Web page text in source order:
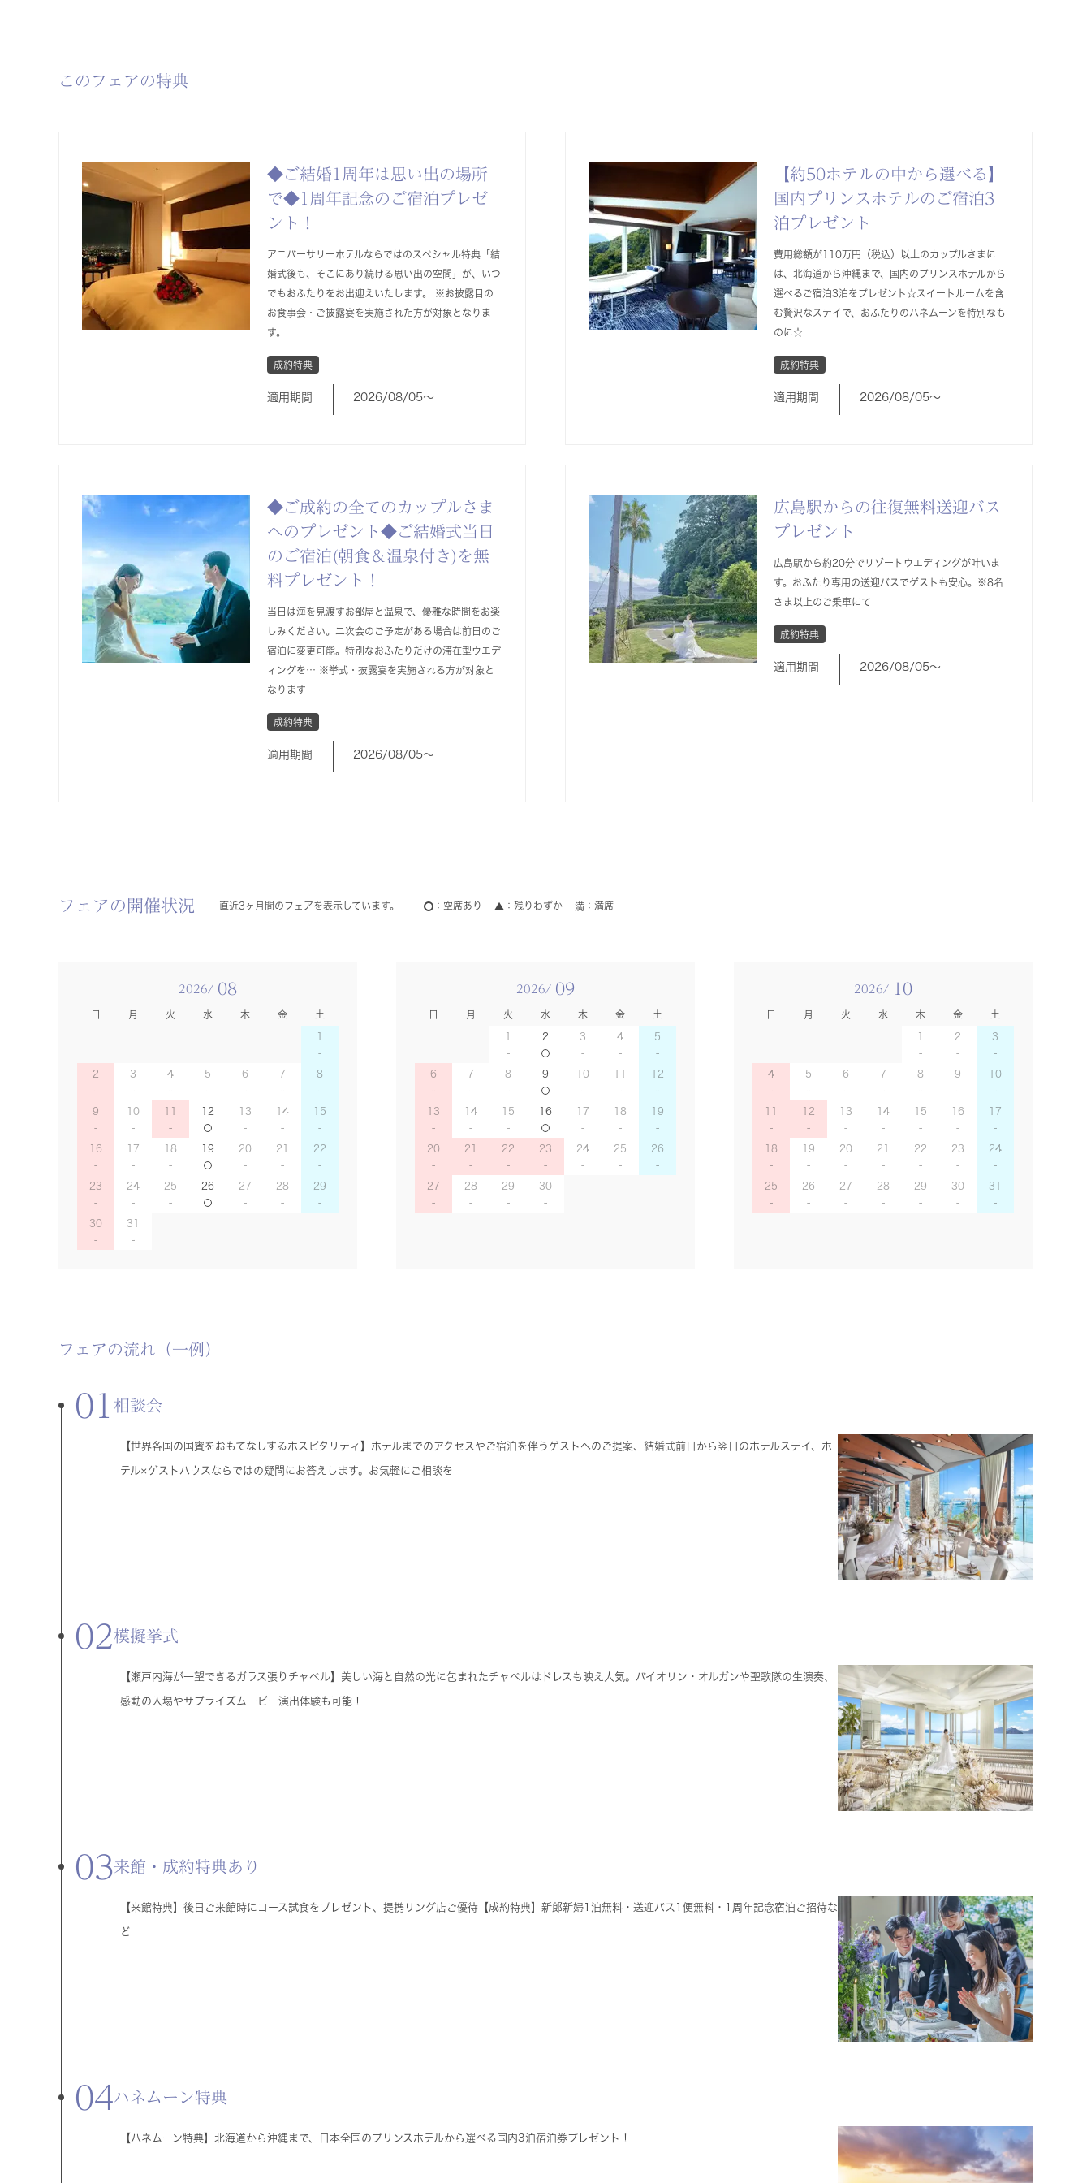
このフェアの特典
◆ご結婚1周年は思い出の場所
で◆1周年記念のご宿泊プレゼ
ント！
アニバーサリーホテルならではのスペシャル特典「結
婚式後も、そこにあり続ける思い出の空間」が、いつ
でもおふたりをお出迎えいたします。 ※お披露目の
お食事会・ご披露宴を実施された方が対象となりま
す。
成約特典
適用期間 2026/08/05〜
【約50ホテルの中から選べる】
国内プリンスホテルのご宿泊3
泊プレゼント
費用総額が110万円（税込）以上のカップルさまに
は、北海道から沖縄まで、国内のプリンスホテルから
選べるご宿泊3泊をプレゼント☆スイートルームを含
む贅沢なステイで、おふたりのハネムーンを特別なも
のに☆
成約特典
適用期間 2026/08/05〜
◆ご成約の全てのカップルさま
へのプレゼント◆ご結婚式当日
のご宿泊(朝食＆温泉付き)を無
料プレゼント！
当日は海を見渡すお部屋と温泉で、優雅な時間をお楽
しみください。二次会のご予定がある場合は前日のご
宿泊に変更可能。特別なおふたりだけの滞在型ウエデ
ィングを… ※挙式・披露宴を実施される方が対象と
なります
成約特典
適用期間 2026/08/05〜
広島駅からの往復無料送迎バス
プレゼント
広島駅から約20分でリゾートウエディングが叶いま
す。おふたり専用の送迎バスでゲストも安心。※8名
さま以上のご乗車にて
成約特典
適用期間 2026/08/05〜
フェアの開催状況 直近3ヶ月間のフェアを表示しています。 空席あり 残りわずか 満席
2026/ 08
日 月 火 水 木 金 土
1
2 3 4 5 6 7 8
9 10 11 12 13 14 15
16 17 18 19 20 21 22
23 24 25 26 27 28 29
30 31
2026/ 09
日 月 火 水 木 金 土
1 2 3 4 5
6 7 8 9 10 11 12
13 14 15 16 17 18 19
20 21 22 23 24 25 26
27 28 29 30
2026/ 10
日 月 火 水 木 金 土
1 2 3
4 5 6 7 8 9 10
11 12 13 14 15 16 17
18 19 20 21 22 23 24
25 26 27 28 29 30 31
フェアの流れ（一例）
01 相談会
【世界各国の国賓をおもてなしするホスピタリティ】ホテルまでのアクセスやご宿泊を伴うゲストへのご提案、結婚式前日から翌日のホテルステイ、ホ
テル×ゲストハウスならではの疑問にお答えします。お気軽にご相談を
02模擬挙式
【瀬戸内海が一望できるガラス張りチャペル】美しい海と自然の光に包まれたチャペルはドレスも映え人気。バイオリン・オルガンや聖歌隊の生演奏、
感動の入場やサプライズムービー演出体験も可能！
03来館・成約特典あり
【来館特典】後日ご来館時にコース試食をプレゼント、提携リング店ご優待【成約特典】新郎新婦1泊無料・送迎バス1便無料・1周年記念宿泊ご招待な
ど
04ハネムーン特典
【ハネムーン特典】北海道から沖縄まで、日本全国のプリンスホテルから選べる国内3泊宿泊券プレゼント！